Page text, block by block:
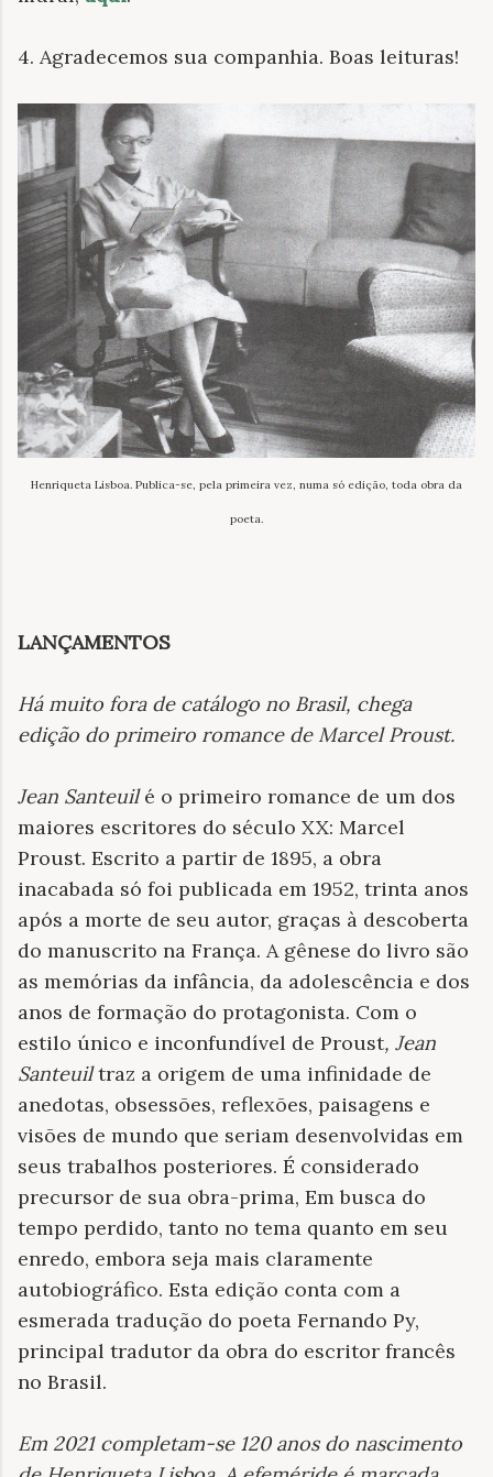
4. Agradecemos sua companhia. Boas leituras!
Henriqueta Lisboa. Publica-se, pela primeira vez, numa só edição, toda obra da
poeta.
LANÇAMENTOS
Há muito fora de catálogo no Brasil, chega
edição do primeiro romance de Marcel Proust.
Jean Santeuilé o primeiro romance de um dos
maiores escritores do século XX: Marcel
Proust. Escrito a partir de 1895, a obra
inacabada só foi publicada em 1952, trinta anos
após a morte de seu autor, graças à descoberta
do manuscrito na França. A gênese do livro são
as memórias da infância, da adolescência e dos
anos de formação do protagonista. Com o
estilo único e inconfundível de Proust, Jean
Santeuil traz a origem de uma infinidade de
anedotas, obsessões, reflexões, paisagens e
visões de mundo que seriam desenvolvidas em
seus trabalhos posteriores. É considerado
precursor de sua obra-prima, Em busca do
tempo perdido, tanto no tema quanto em seu
enredo, embora seja mais claramente
autobiográfico. Esta edição conta com a
esmerada tradução do poeta Fernando Py,
principal tradutor da obra do escritor francês
no Brasil.
Em 2021 completam-se 120 anos do nascimento